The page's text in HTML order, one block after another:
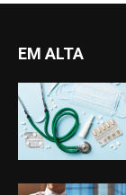
EM ALTA